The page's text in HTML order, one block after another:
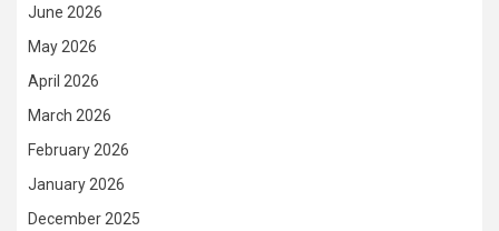
June 2026
May 2026
April 2026
March 2026
February 2026
January 2026
December 2025